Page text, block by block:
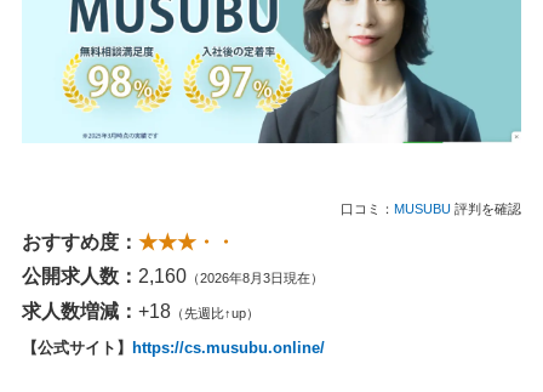
口コミ： MUSUBU 評判を確認
おすすめ度： ★★★・・
公開求人数： 2,160 （2026年8月3日現在）
求人数増減： +18 （先週比↑up）
【公式サイト】 https://cs.musubu.online/